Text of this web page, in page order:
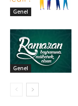
Genel
Genel